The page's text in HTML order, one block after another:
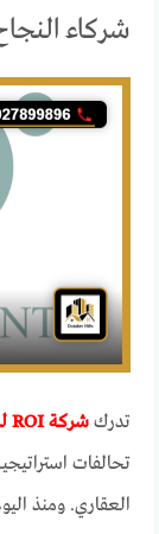
شركاء
تدركشركة ROI للتطوير العقاري
تحالفات
العقاري. ومنذ